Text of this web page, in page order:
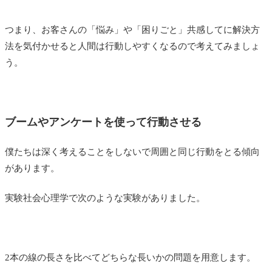
つまり、お客さんの「悩み」や「困りごと」共感してに解決方
法を気付かせると人間は行動しやすくなるので考えてみましょ
う。
ブームやアンケートを使って行動させる
僕たちは深く考えることをしないで周囲と同じ行動をとる傾向
があります。
実験社会心理学で次のような実験がありました。
2本の線の長さを比べてどちらな長いかの問題を用意します。